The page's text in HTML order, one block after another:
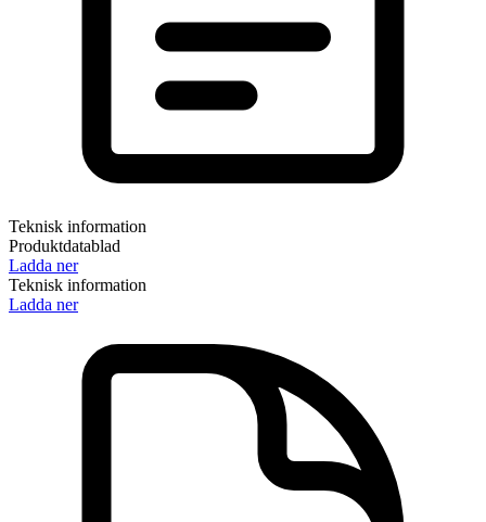
Teknisk information
Produktdatablad
Ladda ner
Teknisk information
Ladda ner